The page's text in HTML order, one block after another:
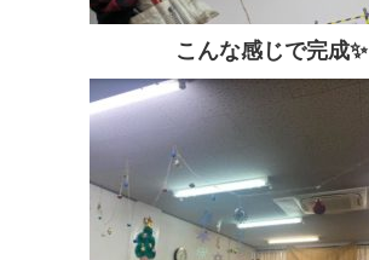
こんな感じで完成✨